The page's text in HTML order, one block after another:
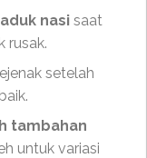
nasi saat
rusak.
setelah
tambahan
untuk variasi